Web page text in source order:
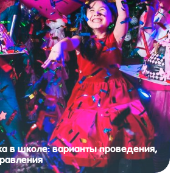
в школе: варианты проведения,